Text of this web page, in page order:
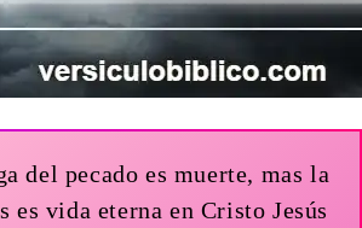
del pecado es muerte, mas la
es vida eterna en Cristo Jesús